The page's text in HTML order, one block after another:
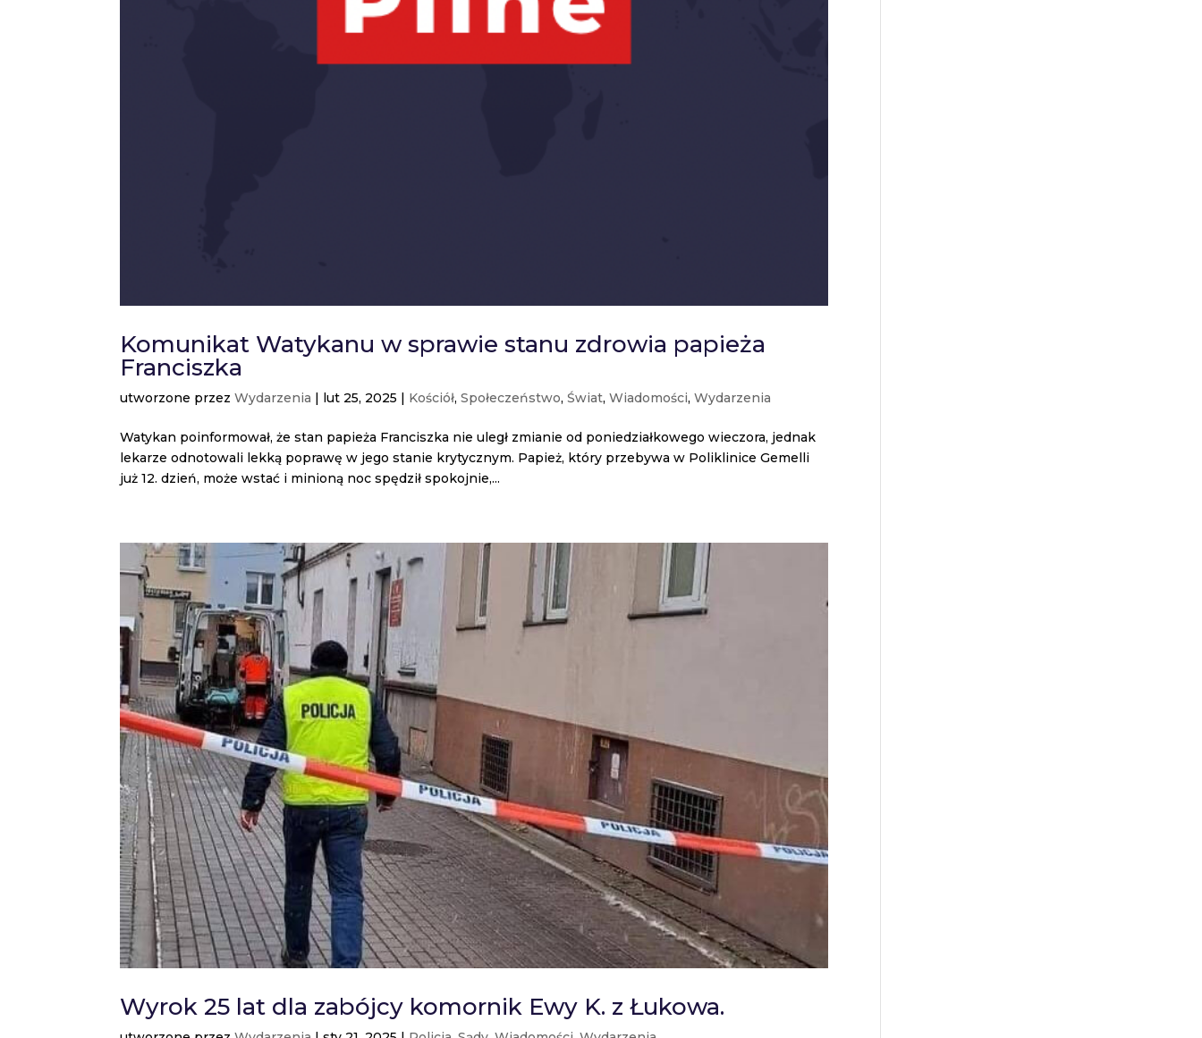
Komunikat Watykanu w sprawie stanu zdrowia papieża
Franciszka
utworzone przezWydarzenia lut 25, 2025 Kościół,Społeczeństwo,Świat,Wiadomości,Wydarzenia
Watykan poinformował, że stan papieża Franciszka nie uległ zmianie od poniedziałkowego wieczora, jednak
lekarze odnotowali lekką poprawę w jego stanie krytycznym. Papież, który przebywa w Poliklinice Gemelli
już 12. dzień, może wstać i minioną noc spędził spokojnie,...
Wyrok 25 lat dla zabójcy komornik Ewy K. z Łukowa.